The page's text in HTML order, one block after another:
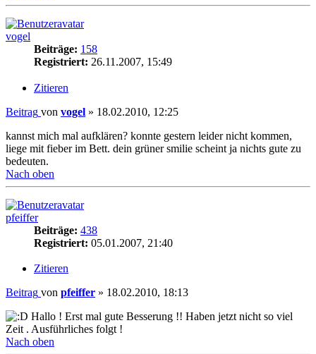
vogel
Beiträge: 158
Registriert: 26.11.2007, 15:49
Zitieren
Beitrag von vogel » 18.02.2010, 12:25
kannst mich mal aufklären? konnte gestern leider nicht kommen,
liege mit fieber im Bett. dein grüner smilie scheint ja nichts gute zu
bedeuten.
Nach oben
pfeiffer
Beiträge: 438
Registriert: 05.01.2007, 21:40
Zitieren
Beitrag von pfeiffer » 18.02.2010, 18:13
Hallo ! Erst mal gute Besserung !! Haben jetzt nicht so viel
Zeit . Ausführliches folgt !
Nach oben